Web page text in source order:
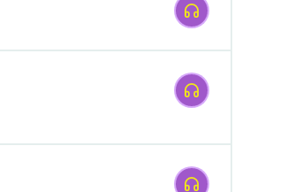
Afspelen
Afspelen
Afspelen